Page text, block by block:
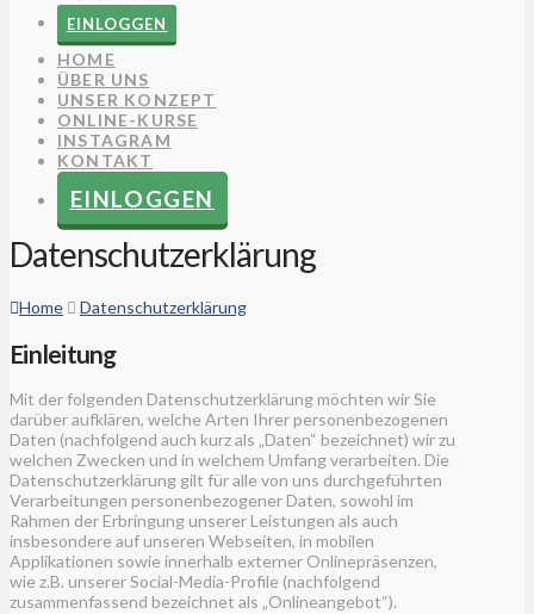
EINLOGGEN
HOME
ÜBER UNS
UNSER KONZEPT
ONLINE-KURSE
INSTAGRAM
KONTAKT
EINLOGGEN
Datenschutzerklärung
Home Datenschutzerklärung
Einleitung
Mit der folgenden Datenschutzerklärung möchten wir Sie
darüber aufklären, welche Arten Ihrer personenbezogenen
Daten (nachfolgend auch kurz als „Daten“ bezeichnet) wir zu
welchen Zwecken und in welchem Umfang verarbeiten. Die
Datenschutzerklärung gilt für alle von uns durchgeführten
Verarbeitungen personenbezogener Daten, sowohl im
Rahmen der Erbringung unserer Leistungen als auch
insbesondere auf unseren Webseiten, in mobilen
Applikationen sowie innerhalb externer Onlinepräsenzen,
wie z.B. unserer Social-Media-Profile (nachfolgend
zusammenfassend bezeichnet als „Onlineangebot“).